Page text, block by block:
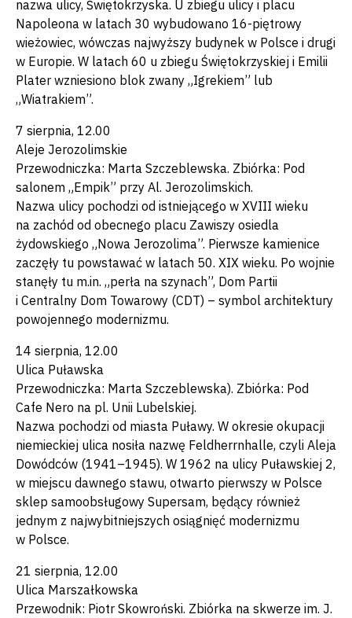
nazwa ulicy, Świętokrzyska. U zbiegu ulicy i placu
Napoleona w latach 30 wybudowano 16-piętrowy
wieżowiec, wówczas najwyższy budynek w Polsce i drugi
w Europie. W latach 60 u zbiegu Świętokrzyskiej i Emilii
Plater wzniesiono blok zwany „Igrekiem” lub
„Wiatrakiem”.
7 sierpnia, 12.00
Aleje Jerozolimskie
Przewodniczka: Marta Szczeblewska. Zbiórka: Pod
salonem „Empik” przy Al. Jerozolimskich.
Nazwa ulicy pochodzi od istniejącego w XVIII wieku
na zachód od obecnego placu Zawiszy osiedla
żydowskiego „Nowa Jerozolima”. Pierwsze kamienice
zaczęły tu powstawać w latach 50. XIX wieku. Po wojnie
stanęły tu m.in. „perła na szynach”, Dom Partii
i Centralny Dom Towarowy (CDT) – symbol architektury
powojennego modernizmu.
14 sierpnia, 12.00
Ulica Puławska
Przewodniczka: Marta Szczeblewska). Zbiórka: Pod
Cafe Nero na pl. Unii Lubelskiej.
Nazwa pochodzi od miasta Puławy. W okresie okupacji
niemieckiej ulica nosiła nazwę Feldherrnhalle, czyli Aleja
Dowódców (1941–1945). W 1962 na ulicy Puławskiej 2,
w miejscu dawnego stawu, otwarto pierwszy w Polsce
sklep samoobsługowy Supersam, będący również
jednym z najwybitniejszych osiągnięć modernizmu
w Polsce.
21 sierpnia, 12.00
Ulica Marszałkowska
Przewodnik: Piotr Skowroński. Zbiórka na skwerze im. J.